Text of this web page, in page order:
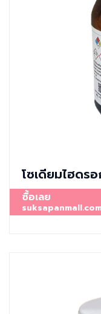
โซเดียมไฮดร
ซื้อเลย